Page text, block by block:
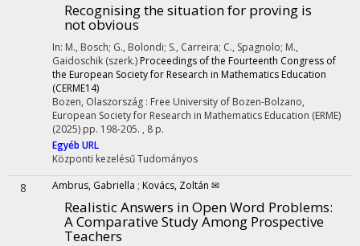
Recognising the situation for proving is
not obvious
In: M., Bosch; G., Bolondi; S., Carreira; C., Spagnolo; M.,
Gaidoschik (szerk.) Proceedings of the Fourteenth Congress of
the European Society for Research in Mathematics Education
(CERME14)
Bozen, Olaszország : Free University of Bozen-Bolzano,
European Society for Research in Mathematics Education (ERME)
(2025) pp. 198-205. , 8 p.
Egyéb URL
Központi kezelésűTudományos
8 Ambrus, Gabriella ; Kovács, Zoltán ✉
Realistic Answers in Open Word Problems:
A Comparative Study Among Prospective
Teachers